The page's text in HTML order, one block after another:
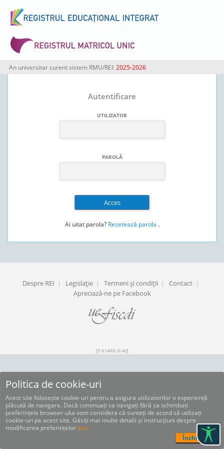
An universitar curent sistem RMU/REI: 2025-2026
Autentificare
UTILIZATOR
PAROLĂ
Ai uitat parola? Resetează parola .
Despre REI | Legislaţie | Termeni şi condiţii | Contact |
Apreciază-ne pe Facebook
[T: 0.1459, O: 42]
Politica de cookie-uri
Acest site folosește cookie-uri pentru a asigura utilizatorilor o experiență
plăcută de navigare. Dacă continuați sa navigați fără sa schimbați
preferințele browser-ului vom considera că sunteți de acord să utilizați
cookie-uri pe acest site. Găsiți mai multe detalii și instrucțiuni despre
modificarea preferințeloraici.